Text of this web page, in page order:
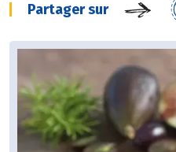
Partager sur